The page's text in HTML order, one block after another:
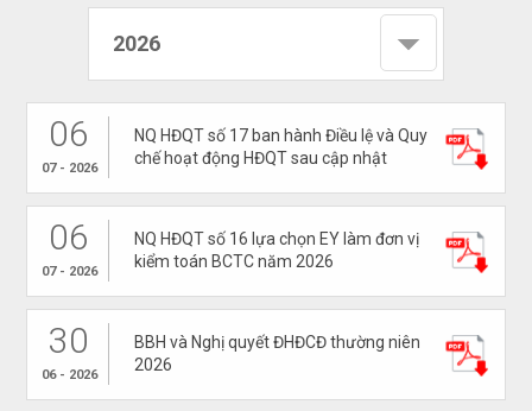
2026
06
07 - 2026
NQ HĐQT số 17 ban hành Điều lệ và Quy
chế hoạt động HĐQT sau cập nhật
06
07 - 2026
NQ HĐQT số 16 lựa chọn EY làm đơn vị
kiểm toán BCTC năm 2026
30
06 - 2026
BBH và Nghị quyết ĐHĐCĐ thường niên
2026